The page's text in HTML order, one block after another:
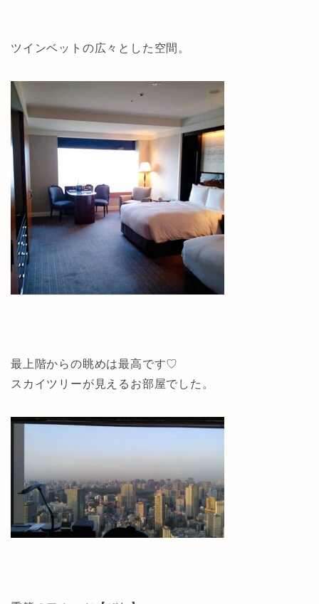
ツインベットの広々とした空間。
最上階からの眺めは最高です♡
スカイツリーが見えるお部屋でした。